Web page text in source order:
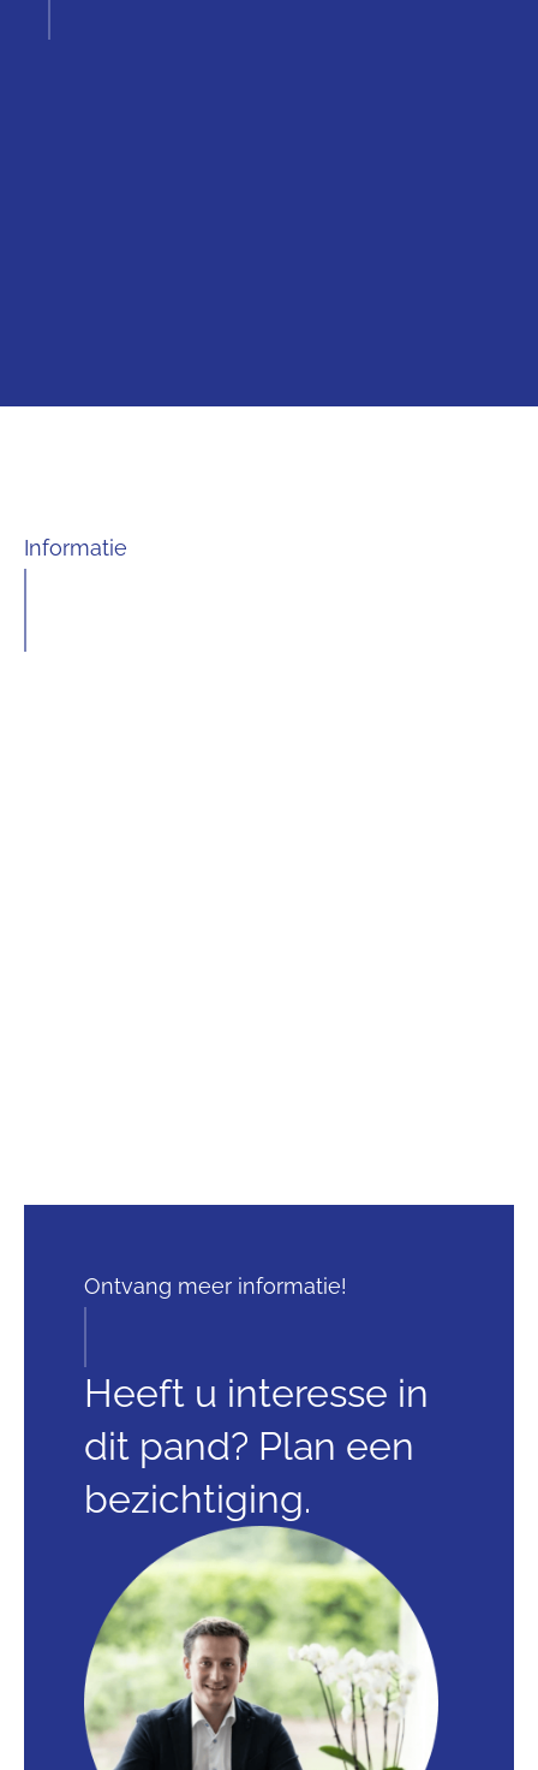
Informatie
Ontvang meer informatie!
Heeft u interesse in
dit pand? Plan een
bezichtiging.